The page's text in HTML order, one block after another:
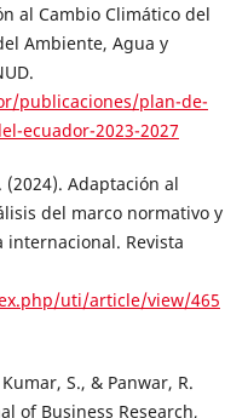
al Cambio Climático del
Ambiente, Agua y
publicaciones/plan-de-
ecuador-2023-2027
(2024). Adaptación al
del marco normativo y
internacional. Revista
uti/article/view/465
S., & Panwar, R.
of Business Research,